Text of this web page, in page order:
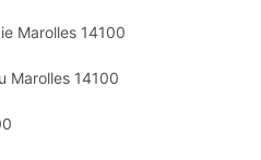
Marolles 14100
Marolles 14100